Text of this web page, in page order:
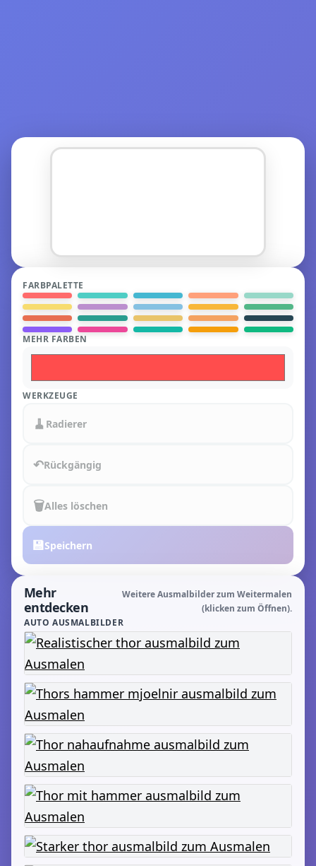
FARBPALETTE
MEHR FARBEN
WERKZEUGE
🧹 Radierer
↶Rückgängig
🗑️Alles löschen
💾Speichern
Mehr
entdecken
Weitere Ausmalbilder zum Weitermalen
(klicken zum Öffnen).
AUTO AUSMALBILDER